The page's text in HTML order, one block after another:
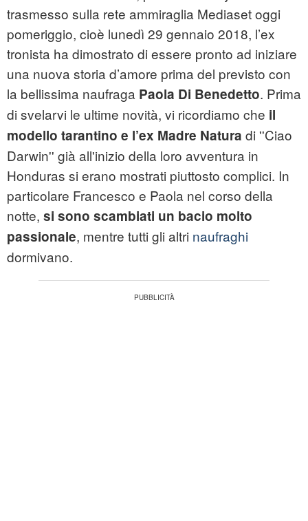
trasmesso sulla rete ammiraglia Mediaset oggi
pomeriggio, cioè lunedì 29 gennaio 2018, l’ex
tronista ha dimostrato di essere pronto ad iniziare
una nuova storia d’amore prima del previsto con
la bellissima naufraga Paola Di Benedetto. Prima
di svelarvi le ultime novità, vi ricordiamo che il
modello tarantino e l’ex Madre Natura di ''Ciao
Darwin'' già all'inizio della loro avventura in
Honduras si erano mostrati piuttosto complici. In
particolare Francesco e Paola nel corso della
notte, si sono scambiati un bacio molto
passionale, mentre tutti gli altri naufraghi
dormivano.